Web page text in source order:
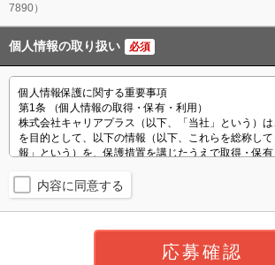
7890）
個人情報の取り扱い 必須
内容に同意する